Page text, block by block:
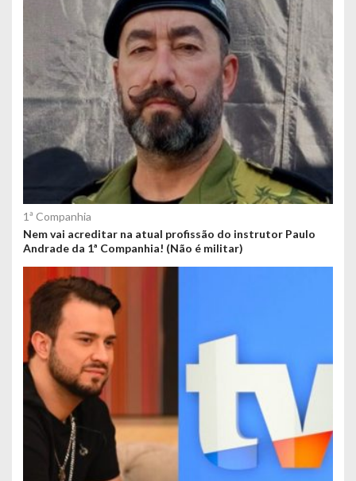
1ª Companhia
Nem vai acreditar na atual profissão do instrutor Paulo
Andrade da 1ª Companhia! (Não é militar)